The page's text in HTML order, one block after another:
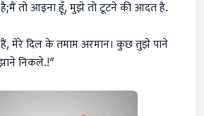
तो आइना हूँ, मुझे तो टूटने की आदत है.
हैं, मेरे दिल के तमाम अरमान। कुछ तुझे पाने
निकले.!”